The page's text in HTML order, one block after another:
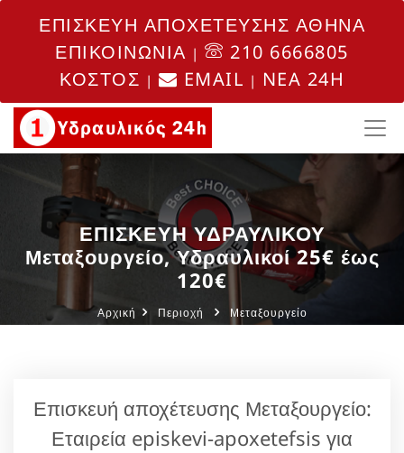
ΕΠΙΣΚΕΥΗ ΑΠΟΧΕΤΕΥΣΗΣ ΑΘΗΝΑ
ΕΠΙΚΟΙΝΩΝΙΑ |
210 6666805
ΚΟΣΤΟΣ | EMAIL | NEA 24H
ΕΠΙΣΚΕΥΗ ΥΔΡΑΥΛΙΚΟΥ
Μεταξουργείο, Υδραυλικοί 25€ έως
120€
Αρχική Περιοχή Μεταξουργείο
Επισκευή αποχέτευσης Μεταξουργείο:
Εταιρεία episkevi-apoxetefsis για